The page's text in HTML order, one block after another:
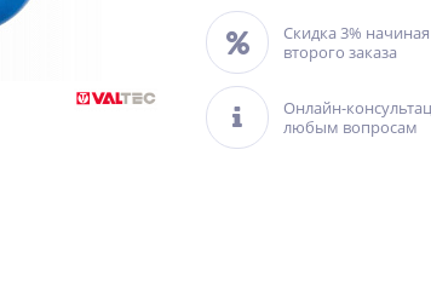
Скидка 3%
второго заказа
Онлайн-
любым вопросам